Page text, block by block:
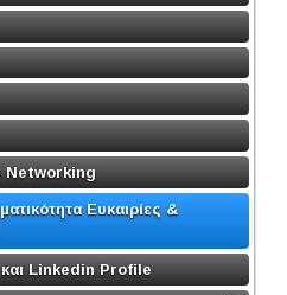
Networking
Ευκαιρίες &
και Linkedin Profile